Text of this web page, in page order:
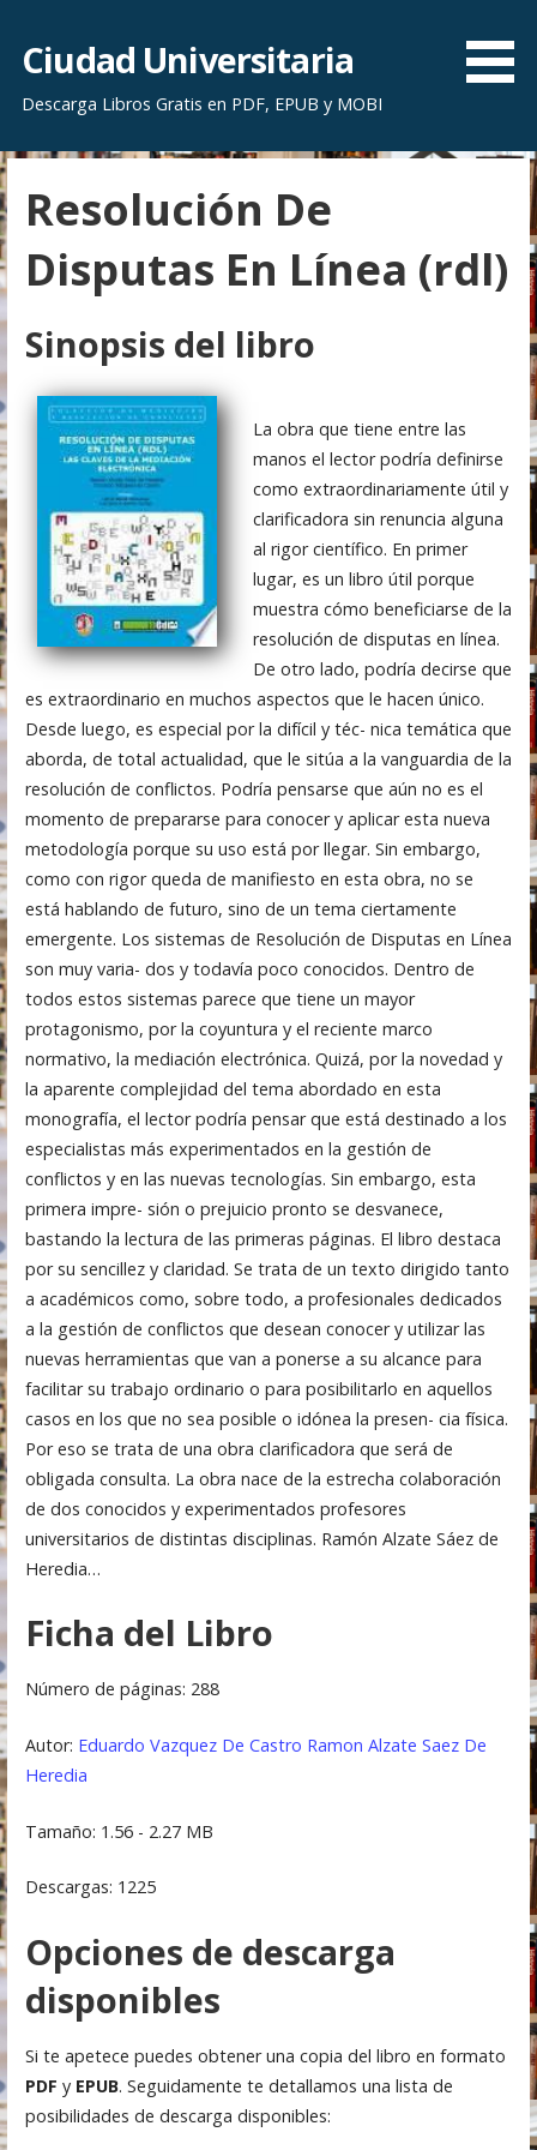
r
a
l
c
o
n
e
n
i
d
o
Ciudad Universitaria
Descarga Libros Gratis en PDF, EPUB y MOBI
Resolución De
Disputas En Línea (rdl)
Sinopsis del libro
La obra que tiene entre las
manos el lector podría definirse
como extraordinariamente útil y
clarificadora sin renuncia alguna
al rigor científico. En primer
lugar, es un libro útil porque
muestra cómo beneficiarse de la
resolución de disputas en línea.
De otro lado, podría decirse que
es extraordinario en muchos aspectos que le hacen único.
Desde luego, es especial por la difícil y téc- nica temática que
aborda, de total actualidad, que le sitúa a la vanguardia de la
resolución de conflictos. Podría pensarse que aún no es el
momento de prepararse para conocer y aplicar esta nueva
metodología porque su uso está por llegar. Sin embargo,
como con rigor queda de manifiesto en esta obra, no se
está hablando de futuro, sino de un tema ciertamente
emergente. Los sistemas de Resolución de Disputas en Línea
son muy varia- dos y todavía poco conocidos. Dentro de
todos estos sistemas parece que tiene un mayor
protagonismo, por la coyuntura y el reciente marco
normativo, la mediación electrónica. Quizá, por la novedad y
la aparente complejidad del tema abordado en esta
monografía, el lector podría pensar que está destinado a los
especialistas más experimentados en la gestión de
conflictos y en las nuevas tecnologías. Sin embargo, esta
primera impre- sión o prejuicio pronto se desvanece,
bastando la lectura de las primeras páginas. El libro destaca
por su sencillez y claridad. Se trata de un texto dirigido tanto
a académicos como, sobre todo, a profesionales dedicados
a la gestión de conflictos que desean conocer y utilizar las
nuevas herramientas que van a ponerse a su alcance para
facilitar su trabajo ordinario o para posibilitarlo en aquellos
casos en los que no sea posible o idónea la presen- cia física.
Por eso se trata de una obra clarificadora que será de
obligada consulta. La obra nace de la estrecha colaboración
de dos conocidos y experimentados profesores
universitarios de distintas disciplinas. Ramón Alzate Sáez de
Heredia…
Ficha del Libro
Número de páginas: 288
Autor: Eduardo Vazquez De Castro Ramon Alzate Saez De
Heredia
Tamaño: 1.56 - 2.27 MB
Descargas: 1225
Opciones de descarga
disponibles
Si te apetece puedes obtener una copia del libro en formato
PDF y EPUB. Seguidamente te detallamos una lista de
posibilidades de descarga disponibles: